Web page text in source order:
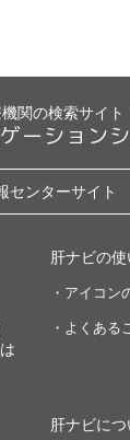
関の検索サイト
ーション
センターサイト
肝ナビの使
・アイコン
・よくある
肝ナビにつ